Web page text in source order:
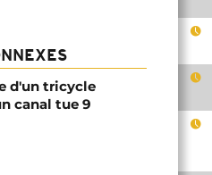
d'un tricycle
canal tue 9